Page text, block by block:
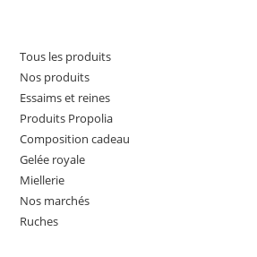
Tous les produits
Nos produits
Essaims et reines
Produits Propolia
Composition cadeau
Gelée royale
Miellerie
Nos marchés
Ruches